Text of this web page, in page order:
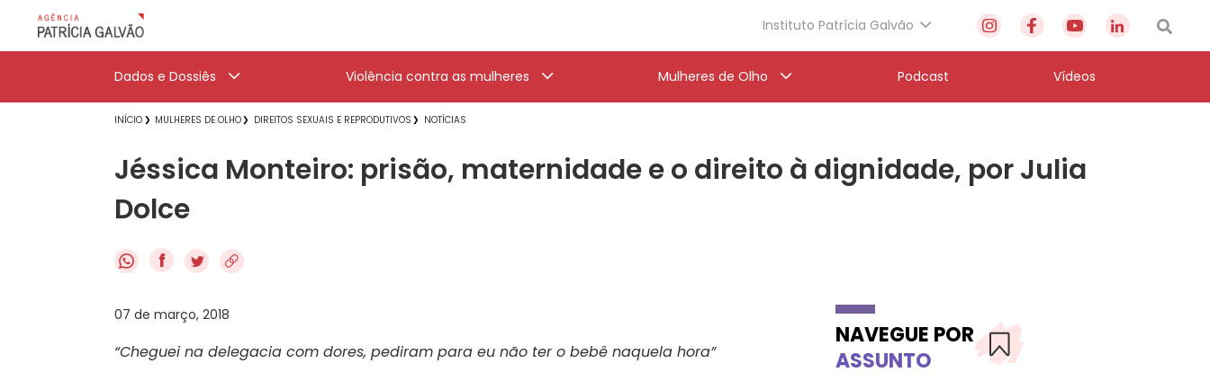
Instituto Patrícia Galvão
Dados e Dossiês Violência contra as mulheres Mulheres de Olho Podcast Vídeos
INÍCIO MULHERES DE OLHO DIREITOS SEXUAIS E REPRODUTIVOS NOTÍCIAS
Jéssica Monteiro: prisão, maternidade e o direito à dignidade, por Julia
Dolce
f
07 de março, 2018
“Cheguei na delegacia com dores, pediram para eu não ter o bebê naquela hora”
NAVEGUE POR
ASSUNTO